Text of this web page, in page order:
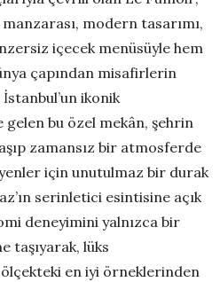
modern tasarımı,
içecek menüsüyle hem
çapından misafirlerin
ikonik
bu özel mekân, şehrin
zamansız bir atmosferde
için unutulmaz bir durak
serinletici esintisine açık
deneyimini yalnızca bir
taşıyarak, lüks
en iyi örneklerinden